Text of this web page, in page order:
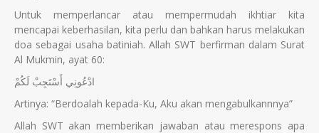
Untuk memperlancar atau mempermudah ikhtiar kita
mencapai keberhasilan, kita perlu dan bahkan harus melakukan
doa sebagai usaha batiniah. Allah SWT berfirman dalam Surat
Al Mukmin, ayat 60:
ادْعُونِي أَسْتَجِبْ لَكُمْ
Artinya: “Berdoalah kepada-Ku, Aku akan mengabulkannnya”
Allah SWT akan memberikan jawaban atau merespons apa